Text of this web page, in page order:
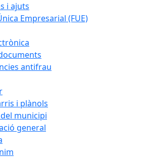
i ajuts
Empresarial (FUE)
antifrau
i plànols
municipi
general